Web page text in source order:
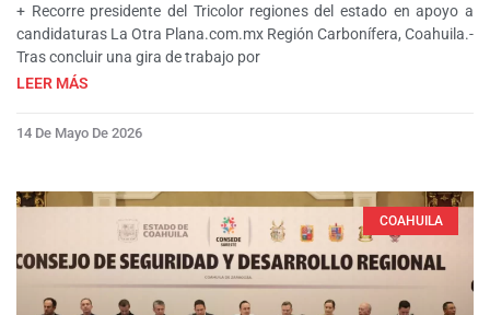
+ Recorre presidente del Tricolor regiones del estado en apoyo a
candidaturas La Otra Plana.com.mx Región Carbonífera, Coahuila.-
Tras concluir una gira de trabajo por
LEER MÁS
14 De Mayo De 2026
COAHUILA